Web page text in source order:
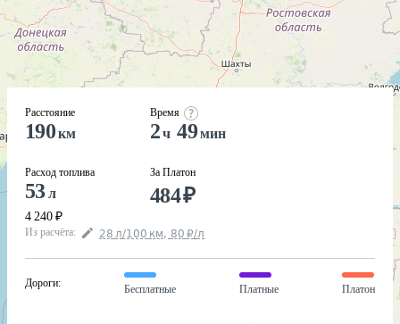
Расстояние
190км
Расход топлива
53л
4 240 ₽
Время
2 ч 49мин
За Платон
484₽
Из расчёта: 28 л/100 км, 80 ₽/л
Дороги:
Бесплатные Платные Платон